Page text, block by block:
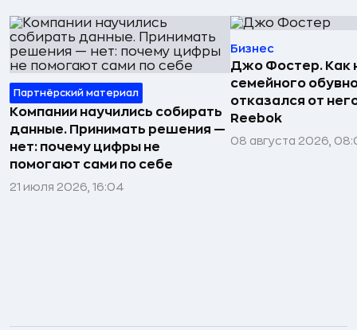
Партнёрский материал
Компании научились собирать
данные. Принимать решения —
нет: почему цифры не
помогают сами по себе
21 июля 2026, 16:04
Бизнес
Джо Фостер. Как
семейного
отказался от
Reebok
08 августа 2026,